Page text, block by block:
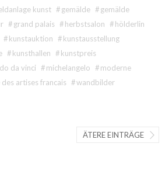
kunst #gemälde #gemälde
#grand palais #herbstsalon #hölderlin
#kunstauktion #kunstausstellung
#kunsthallen #kunstpreis
da vinci #michelangelo #moderne
artises francais #wandbilder
ÄTERE EINTRÄGE